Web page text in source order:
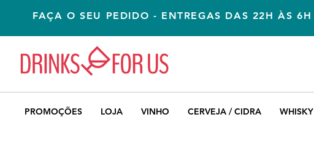
PROMOÇÕES LOJA VINHO CERVEJA / CIDRA WHISKY
FAÇA O SEU PEDIDO - ENTREGAS DAS 22H ÀS 6H